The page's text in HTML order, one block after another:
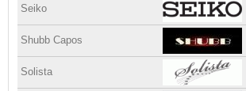
Seiko
Shubb Capos
Solista